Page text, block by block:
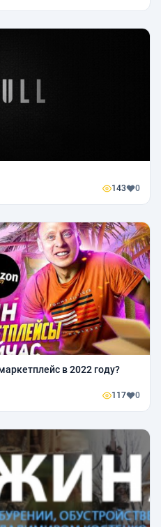
143 0
в 2022 году?
117 0